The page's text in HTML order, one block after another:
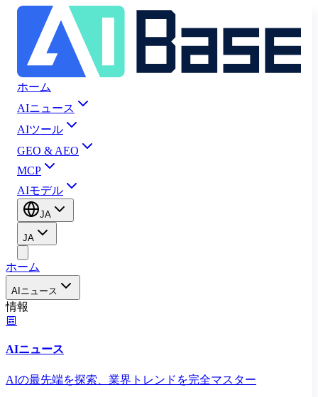
ホーム
AIニュース
AIツール
GEO & AEO
MCP
AIモデル
JA
JA
ホーム
AIニュース
情報
AIニュース
AIの最先端を探索、業界トレンドを完全マスター